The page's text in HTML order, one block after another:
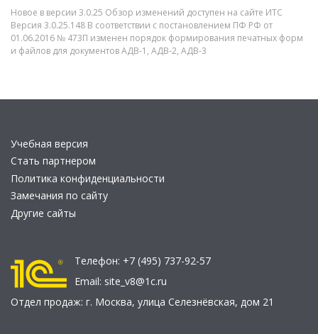
Новое в версии 3.0.25 Обзор изменений доступен на сайте ИТС
Версия 3.0.25.148 В соответствии с постановлением ПФ РФ от
01.06.2016 № 473П изменен порядок формирования печатных форм
и файлов для документов АДВ-1, АДВ-2, АДВ-3
Учебная версия
Стать партнером
Политика конфиденциальности
Замечания по сайту
Другие сайты
Телефон: +7 (495) 737-92-57
Email: site_v8@1c.ru
Отдел продаж: г. Москва, улица Селезнёвская, дом 21